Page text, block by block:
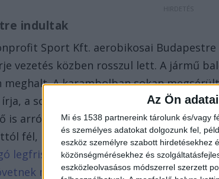
Az Ön
Mi és 1538 partnereink tárolunk és/vagy
és személyes adatokat dolgozunk fel,
eszköz személyre szabott hirdetésekhez
közönségmérésekhez és
eszközleolvasásos módszerrel szerzett
indultak
Sport Kft. aerobikosai
vezetés közben rosszul lett. A jármű
meghalt. A karambolban sokan
a sofőr már az indulás előtt sápadt
is arról beszélt, hogy a férfi nem érezte
fél, hogy elveszíti a munkáját, ezért
legfrissebb híreit ide kattintva éred el!
minket